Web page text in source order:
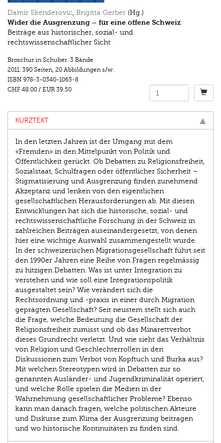
Damir Skenderovic, Brigitta Gerber (Hg.)
Wider die Ausgrenzung – für eine offene Schweiz
Beiträge aus historischer, sozial- und
rechtswissenschaftlicher Sicht
Broschur in Schuber. 3 Bände
2011. 390 Seiten, 20 Abbildungen s/w.
ISBN 978-3-0340-1065-8
CHF 48.00 / EUR 39.50
KURZTEXT
In den letzten Jahren ist der Umgang mit dem
«Fremden» in den Mittelpunkt von Politik und
Öffentlichkeit gerückt. Ob Debatten zu Religionsfreiheit,
Sozialstaat, Schulfragen oder öffentlicher Sicherheit –
Stigmatisierung und Ausgrenzung finden zunehmend
Akzeptanz und lenken von den eigentlichen
gesellschaftlichen Herausforderungen ab. Mit diesen
Entwicklungen hat sich die historische, sozial- und
rechtswissenschaftliche Forschung in der Schweiz in
zahlreichen Beiträgen auseinandergesetzt, von denen
hier eine wichtige Auswahl zusammengestellt wurde.
In der schweizerischen Migrationsgesellschaft führt seit
den 1990er Jahren eine Reihe von Fragen regelmässig
zu hitzigen Debatten. Was ist unter Integration zu
verstehen und wie soll eine Integrationspolitik
ausgestaltet sein? Wie verändert sich die
Rechtsordnung und -praxis in einer durch Migration
geprägten Gesellschaft? Seit neustem stellt sich auch
die Frage, welche Bedeutung die Gesellschaft der
Religionsfreiheit zumisst und ob das Minarettverbot
dieses Grundrecht verletzt. Und wie sieht das Verhältnis
von Religion und Geschlechterrollen in den
Diskussionen zum Verbot von Kopftuch und Burka aus?
Mit welchen Stereotypen wird in Debatten zur so
genannten Ausländer- und Jugendkriminalität operiert,
und welche Rolle spielen die Medien in der
Wahrnehmung gesellschaftlicher Probleme? Ebenso
kann man danach fragen, welche politischen Akteure
und Diskurse zum Klima der Ausgrenzung beitragen
und wo historische Kontinuitäten zu finden sind.